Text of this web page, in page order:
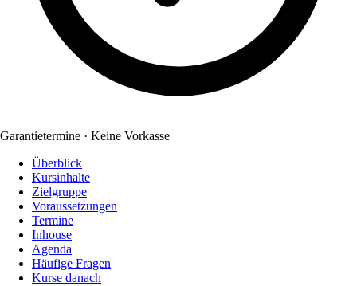
Garantietermine · Keine Vorkasse
Überblick
Kursinhalte
Zielgruppe
Voraussetzungen
Termine
Inhouse
Agenda
Häufige Fragen
Kurse danach